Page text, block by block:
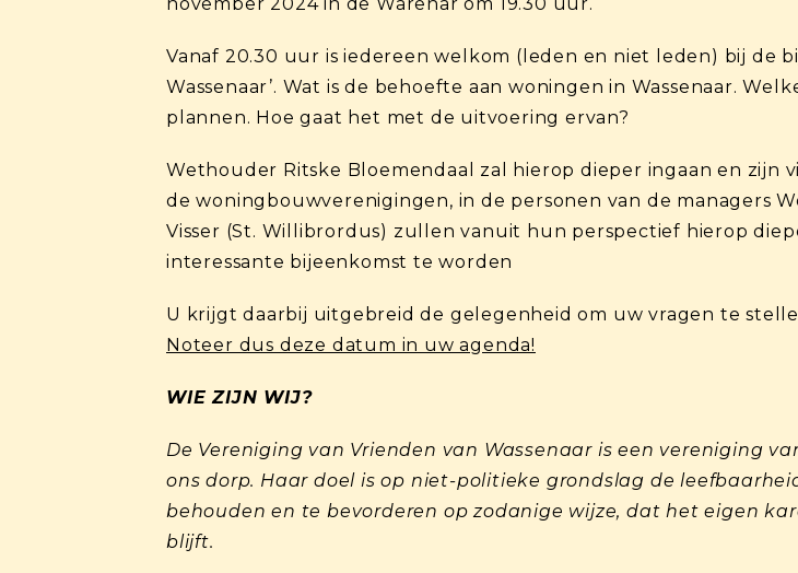
Vanaf 20.30 uur is iedereen welkom (leden en niet leden) bij de
Wassenaar’. Wat is de behoefte aan woningen in Wassenaar.
plannen. Hoe gaat het met de uitvoering ervan?
Wethouder Ritske Bloemendaal zal hierop dieper ingaan en zijn
de woningbouwverenigingen, in de personen van de managers
Visser (St. Willibrordus) zullen vanuit hun perspectief hierop
interessante bijeenkomst te worden
U krijgt daarbij uitgebreid de gelegenheid om uw vragen te
Noteer dus deze datum in uw agenda!
WIE ZIJN WIJ?
De Vereniging van Vrienden van Wassenaar is een vereniging
ons dorp. Haar doel is op niet-politieke grondslag de
behouden en te bevorderen op zodanige wijze, dat het eigen
blijft.